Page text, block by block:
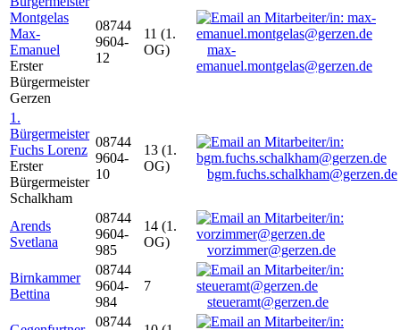
Montgelas
Max-
Emanuel
Erster
Bürgermeister
Gerzen
08744
9604-
12
11 (1.
OG)
max-
emanuel.montgelas@gerzen.de
1.
Bürgermeister
Fuchs Lorenz
Erster
Bürgermeister
Schalkham
08744
9604-
10
13 (1.
OG)
bgm.fuchs.schalkham@gerzen.de
Arends
Svetlana
08744
9604-
985
14 (1.
OG)
vorzimmer@gerzen.de
Birnkammer
Bettina
08744
9604-
984
7
steueramt@gerzen.de
08744